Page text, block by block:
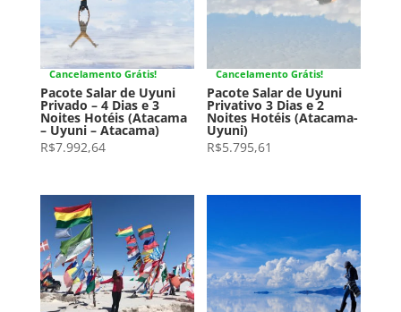
Cancelamento Grátis!
Pacote Salar de Uyuni
Privado – 4 Dias e 3
Noites Hotéis (Atacama
– Uyuni – Atacama)
R$7.992,64
Cancelamento Grátis!
Pacote Salar de Uyuni
Privativo 3 Dias e 2
Noites Hotéis (Atacama-
Uyuni)
R$5.795,61